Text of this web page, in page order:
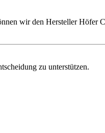
wir den Hersteller Höfer
zu unterstützen.